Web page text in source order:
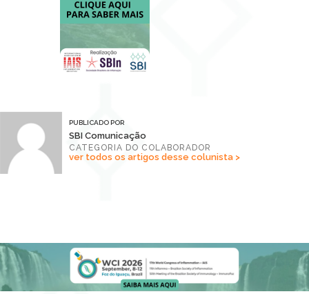
PUBLICADO POR
SBI Comunicação
CATEGORIA DO COLABORADOR
ver todos os artigos desse colunista >